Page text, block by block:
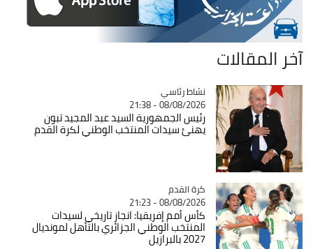
آخر المقالات
Catégorie
نشاط رئاسي
08/08/2026 - 21:38
رئيس الجمهورية السيد عبد المجيد تبون
يهنئ سيدات المنتخب الوطني لكرة القدم
Catégorie
كرة القدم
08/08/2026 - 21:23
كأس أمم إفريقيا: انجاز تاريخي لسيدات
المنتخب الوطني الجزائري بالتأهل لمونديال
2027 بالبرازيل